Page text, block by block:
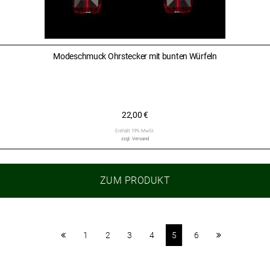
Modeschmuck Ohrstecker mit bunten Würfeln
22,00€
Enthält 19% MwSt.
zzgl. Versand
ZUM PRODUKT
1 2 3 4 5 6